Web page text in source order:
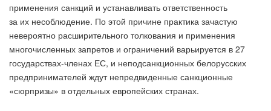
применения санкций и устанавливать ответственность
за их несоблюдение. По этой причине практика зачастую
невероятно расширительного толкования и применения
многочисленных запретов и ограничений варьируется в 27
государствах-членах ЕС, и неподсанкционных белорусских
предпринимателей ждут непредвиденные санкционные
«сюрпризы» в отдельных европейских странах.